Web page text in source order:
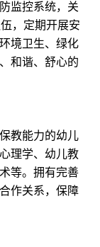
监控系统，关
，定期开展安
境卫生、绿化
和谐、舒心的
教能力的幼儿
理学、幼儿教
等。拥有完善
作关系，保障